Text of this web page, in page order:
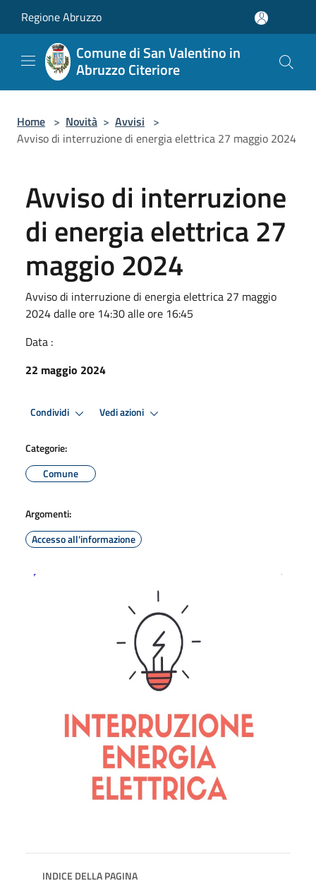
Regione Abruzzo
Comune di San Valentino in
Abruzzo Citeriore
Home > Novità > Avvisi >
Avviso di interruzione di energia elettrica 27 maggio 2024
Avviso di interruzione
di energia elettrica 27
maggio 2024
Avviso di interruzione di energia elettrica 27 maggio
2024 dalle ore 14:30 alle ore 16:45
Data :
22 maggio 2024
Condividi Vedi azioni
Categorie:
Comune
Argomenti:
Accesso all'informazione
INDICE DELLA PAGINA